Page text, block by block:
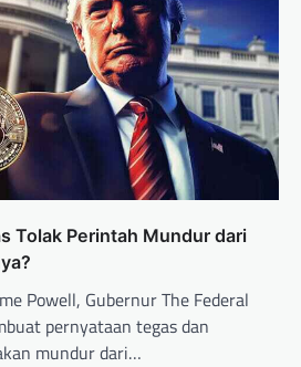
Tolak Perintah Mundur dari
Powell, Gubernur The Federal
pernyataan tegas dan
mundur dari…